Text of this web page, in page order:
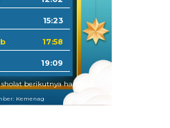
15:23
17:58
19:09
berikutnya hari ini.
Kemenag